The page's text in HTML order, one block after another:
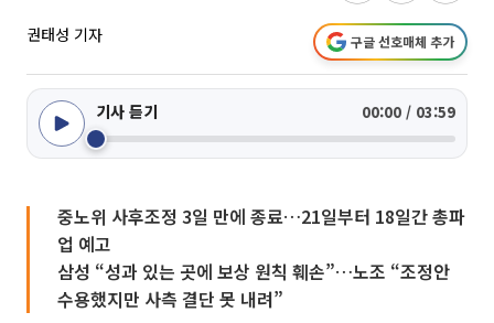
권태성 기자 구글 선호매체 추가
기사 듣기 00:00 / 03:59
중노위 사후조정 3일 만에 종료…21일부터 18일간 총파
업 예고
삼성 “성과 있는 곳에 보상 원칙 훼손”…노조 “조정안
수용했지만 사측 결단 못 내려”